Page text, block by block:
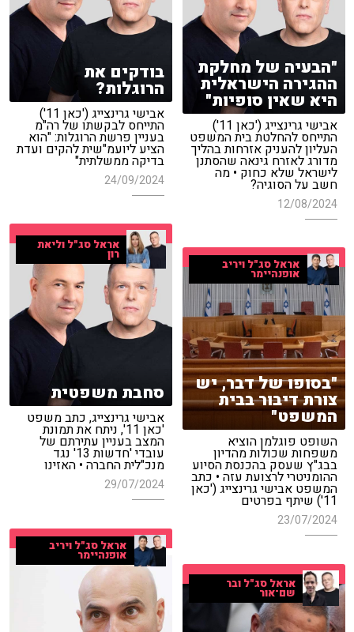
בודקים את
הרוגלות?
אבישי גרינצייג ('כאן 11')
התייחס לבקשתו של רה"מ
בעניין פרשת הרוגלות: "הוא
הציע ליועמ"שית להקים ועדת
בדיקה ממשלתית"
24/09/2024
"הבעיה של מחלקת
ההגירה הישראלית
היא שאין סופיות"
אבישי גרינצייג ('כאן 11')
התייחס להחלטת בית המשפט
העליון להעניק אזרחות בהליך
מדורג לאזרח גינאה שהסתנן
לישראל שלא כחוק • מה
חשב על הסוגיה?
12/08/2024
אראל סג"ל וליאת
רון
סחבת משפטית
אבישי גרינצייג, כתב משפט
'כאן 11', ניתח את תמונת
המצב בעניין עתירתם של
עובדי 'חדשות 13' נגד
מנכ"לית החברה • האזינו
29/07/2024
אראל סג"ל ויריב
אופנהיימר
"בסופו של דבר, יש
צורת דיבור בבית
המשפט"
השופט פוגלמן הוציא
משפחות שכולות מהדיון
בבג"ץ שעסק בהכנסת הסיוע
ההומניטרי לרצועת עזה • כתב
המשפט אבישי גרינצייג ('כאן
11') שיתף בפרטים
23/07/2024
אראל סג"ל ויריב
אופנהיימר
אראל סג"ל ובר
שם־אור